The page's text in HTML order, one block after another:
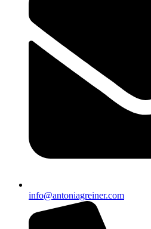
info@antoniagreiner.com